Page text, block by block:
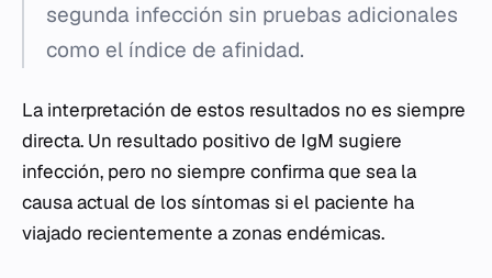
segunda infección sin pruebas adicionales
como el índice de afinidad.
La interpretación de estos resultados no es siempre
directa. Un resultado positivo de IgM sugiere
infección, pero no siempre confirma que sea la
causa actual de los síntomas si el paciente ha
viajado recientemente a zonas endémicas.